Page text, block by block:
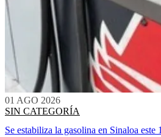
01 AGO 2026
SIN CATEGORÍA
Se estabiliza la gasolina en Sinaloa